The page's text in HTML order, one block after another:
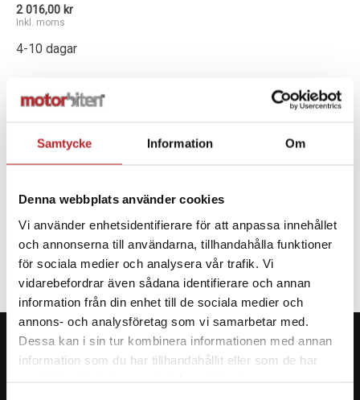
Samtycke Information Om
Denna webbplats använder cookies
Vi använder enhetsidentifierare för att anpassa innehållet
och annonserna till användarna, tillhandahålla funktioner
för sociala medier och analysera vår trafik. Vi
vidarebefordrar även sådana identifierare och annan
information från din enhet till de sociala medier och
annons- och analysföretag som vi samarbetar med.
Dessa kan i sin tur kombinera informationen med annan
information som du har tillhandahållit eller som de har
2 016,00 kr
Inkl. moms
4-10 dagar
- +
SPECIFIKATION